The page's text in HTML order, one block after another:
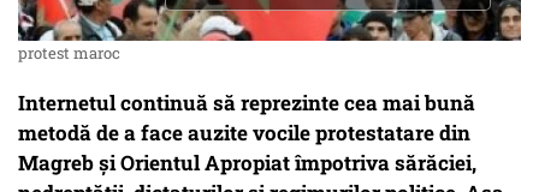
protest maroc
Internetul continuă să reprezinte cea mai bună
metodă de a face auzite vocile protestatare din
Magreb și Orientul Apropiat împotriva sărăciei,